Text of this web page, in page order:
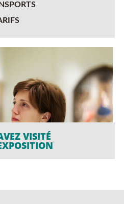
VISITÉ